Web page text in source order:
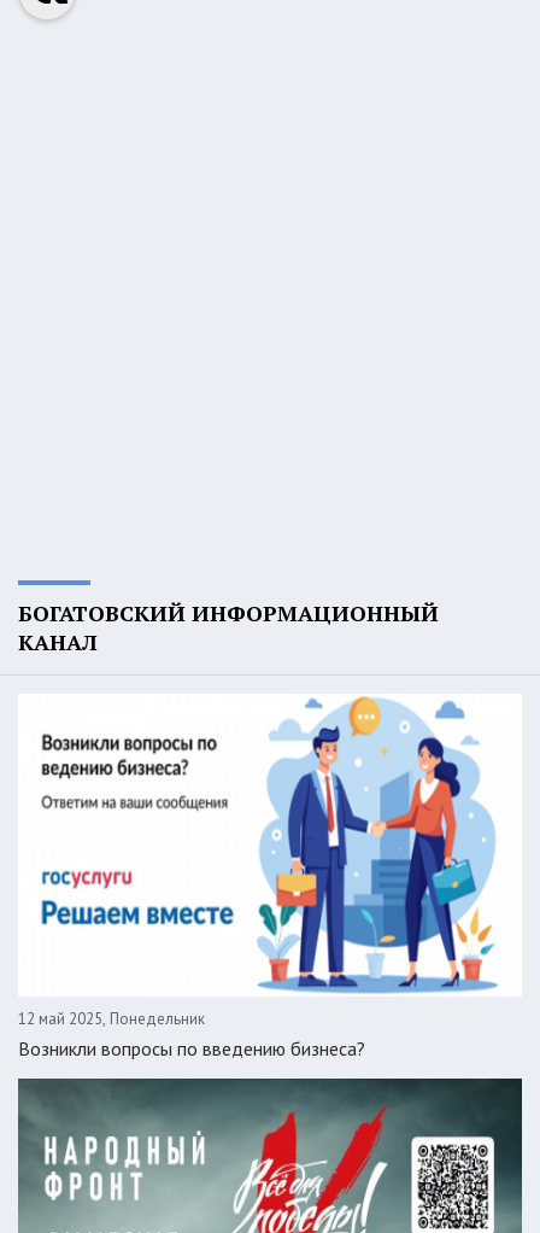
БОГАТОВСКИЙ ИНФОРМАЦИОННЫЙ
КАНАЛ
12 май 2025, Понедельник
Возникли вопросы по введению бизнеса?